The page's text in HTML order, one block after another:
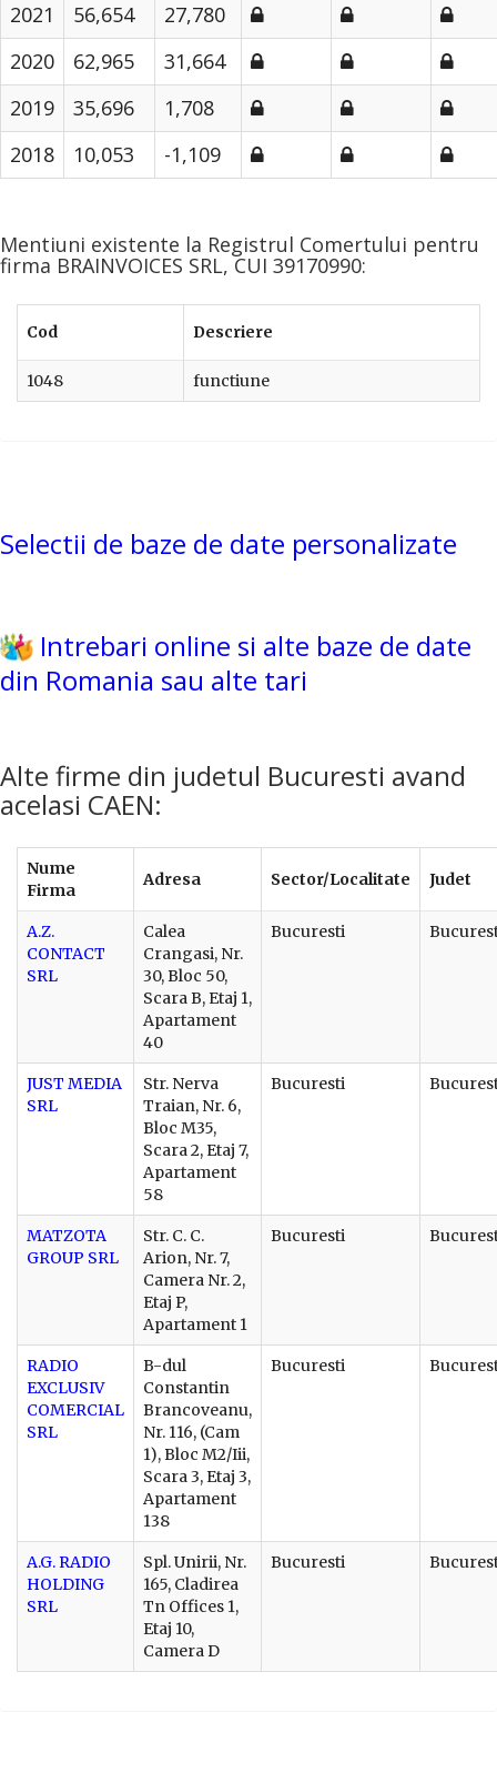
2021
56,654
27,780
2020
62,965
31,664
2019
35,696
1,708
2018
10,053 -1,109
Mentiuni existente la Registrul Comertului pentru
firma BRAINVOICES SRL, CUI 39170990:
Cod Descriere
1048 functiune
Selectii de baze de date personalizate
Intrebari online si alte baze de date
din Romania sau alte tari
Alte firme din judetul Bucuresti avand
acelasi CAEN:
Nume
Firma
Adresa Sector/Localitate Judet
A.Z.
CONTACT
SRL
Calea
Crangasi, Nr.
30, Bloc 50,
Scara B, Etaj 1,
Apartament
40
Bucuresti
JUST MEDIA
SRL
Str. Nerva
Traian, Nr. 6,
Bloc M35,
Scara 2, Etaj 7,
Apartament
58
Bucuresti
MATZOTA
GROUP SRL
Str. C. C.
Arion, Nr. 7,
Camera Nr. 2,
Etaj P,
Apartament 1
Bucuresti
RADIO
EXCLUSIV
COMERCIAL
SRL
B-dul
Constantin
Brancoveanu,
Nr. 116, (Cam
1), Bloc M2/Iii,
Scara 3, Etaj 3,
Apartament
138
Bucuresti
A.G. RADIO
HOLDING
SRL
Spl. Unirii, Nr.
165, Cladirea
Tn Offices 1,
Etaj 10,
Camera D
Bucuresti